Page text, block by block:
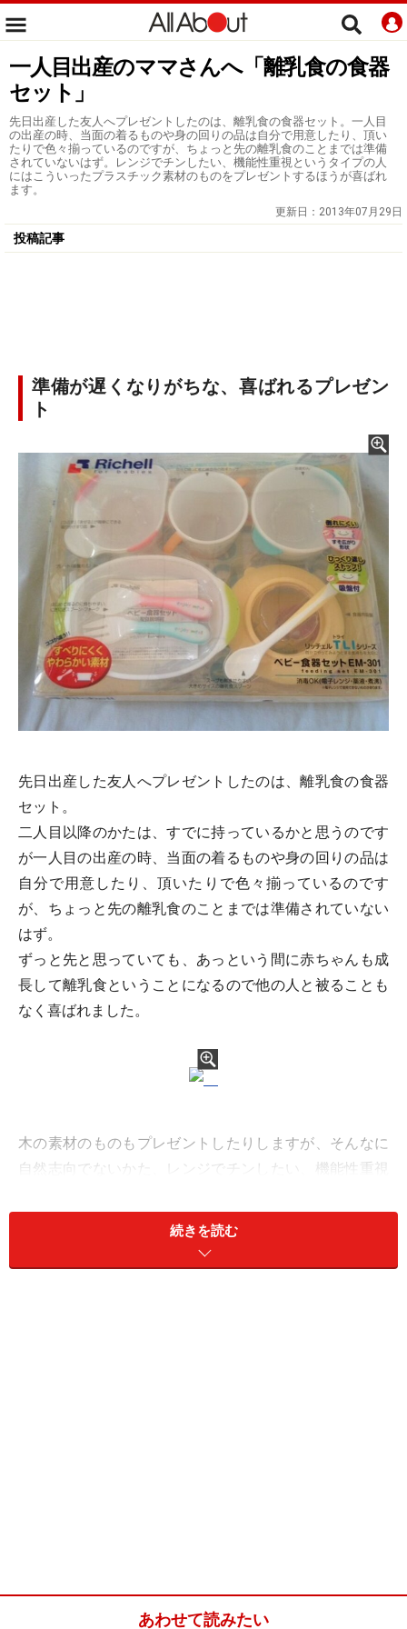
一人目出産のママさんへ「離乳食の食器
セット」
先日出産した友人へプレゼントしたのは、離乳食の食器セット。一人目
の出産の時、当面の着るものや身の回りの品は自分で用意したり、頂い
たりで色々揃っているのですが、ちょっと先の離乳食のことまでは準備
されていないはず。レンジでチンしたい、機能性重視というタイプの人
にはこういったプラスチック素材のものをプレゼントするほうが喜ばれ
ます。
更新日： 2013年07月29日
投稿記事
準備が遅くなりがちな、喜ばれるプレゼン
ト
先日出産した友人へプレゼントしたのは、離乳食の食器
セット。
二人目以降のかたは、すでに持っているかと思うのです
が一人目の出産の時、当面の着るものや身の回りの品は
自分で用意したり、頂いたりで色々揃っているのです
が、ちょっと先の離乳食のことまでは準備されていない
はず。
ずっと先と思っていても、あっという間に赤ちゃんも成
長して離乳食ということになるので他の人と被ることも
なく喜ばれました。
木の素材のものもプレゼントしたりしますが、そんなに
自然志向でないかた、レンジでチンしたい、機能性重視
のをプレゼントするほうが喜ばれます。
ンとかスタイなども一緒につけて渡しました。
【編集部おすすめの購入サイト】
続きを読む
あわせて読みたい